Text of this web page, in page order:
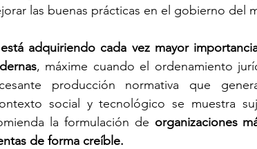
las buenas prácticas en el gobierno del
adquiriendo cada vez mayor
, máxime cuando el ordenamiento
producción normativa que
social y tecnológico se muestra
la formulación de organizaciones
de forma creíble.